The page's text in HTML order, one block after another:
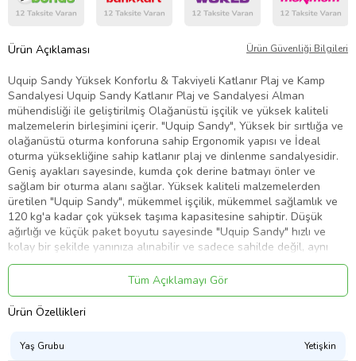
Ürün Açıklaması Ürün Güvenliği Bilgileri
Uquip Sandy Yüksek Konforlu & Takviyeli Katlanır Plaj ve Kamp
Sandalyesi Uquip Sandy Katlanır Plaj ve Sandalyesi Alman
mühendisliği ile geliştirilmiş Olağanüstü işçilik ve yüksek kaliteli
malzemelerin birleşimini içerir. "Uquip Sandy", Yüksek bir sırtlığa ve
olağanüstü oturma konforuna sahip Ergonomik yapısı ve İdeal
oturma yüksekliğine sahip katlanır plaj ve dinlenme sandalyesidir.
Geniş ayakları sayesinde, kumda çok derine batmayı önler ve
sağlam bir oturma alanı sağlar. Yüksek kaliteli malzemelerden
üretilen "Uquip Sandy", mükemmel işçilik, mükemmel sağlamlık ve
120 kg'a kadar çok yüksek taşıma kapasitesine sahiptir. Düşük
ağırlığı ve küçük paket boyutu sayesinde "Uquip Sandy" hızlı ve
kolay bir şekilde yanınıza alınabilir ve sadece sahilde değil, aynı
zamanda festivallerde, evdeki teraslarda, yeşil parklarda veya
doğada size eşlik eder.. Uquip Sandy katlanır sandalye, Benzersiz
tasarımını Dayanıklı, Leke tutmayan, yırtılmalara karşı ekstra
dayanıklı 600D Rip-Stop Polyester kumaşla birleştirmiştir. Takviyeli
kaplı çelik çerçevesi ile sağlamlık, hafiflik ve uzun ömürlülük sunar.
Tüm Açıklamayı Gör
Ürün Özellikleri
Yaş Grubu Yetişkin